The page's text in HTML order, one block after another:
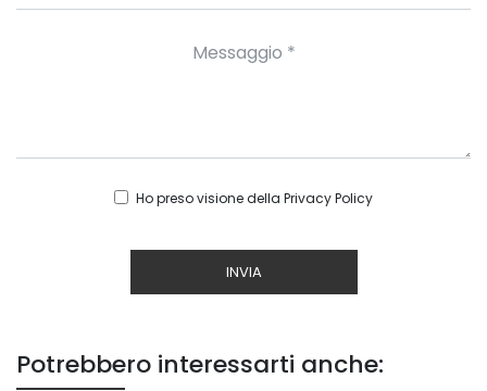
Ho preso visione della Privacy Policy
INVIA
Potrebbero interessarti anche: